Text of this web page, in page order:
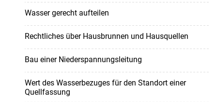
Wasser gerecht aufteilen
Rechtliches über Hausbrunnen und Hausquellen
Bau einer Niederspannungsleitung
Wert des Wasserbezuges für den Standort einer
Quellfassung